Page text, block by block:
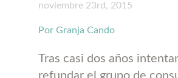
noviembre 23rd, 2015
Por Granja Cando
Tras casi dos años